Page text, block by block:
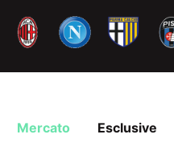
Mercato Esclusive